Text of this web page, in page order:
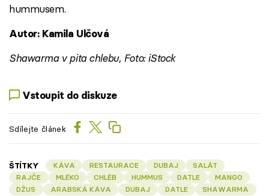
hummusem.
Autor: Kamila Ulčová
Shawarma v pita chlebu, Foto: iStock
Vstoupit do diskuze
Sdílejte článek
ŠTÍTKY KÁVA RESTAURACE DUBAJ
SALÁT
RAJČE
MLÉKO CHLÉB HUMMUS DATLE
MANGO
DŽUS
ARABSKÁ KÁVA DUBAJ DATLE SHAWARMA